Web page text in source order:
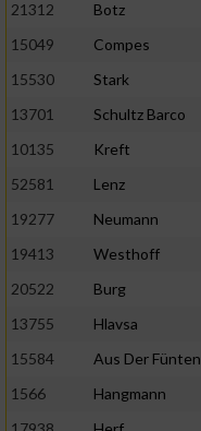
21312 Botz
15049
Compes
15530
Stark
13701
Schultz Barco
10135
Kreft
52581
Lenz
19277
Neumann
19413
Westhoff
20522
Burg
13755
Hlavsa
15584
Aus Der Fünten
1566
Hangmann